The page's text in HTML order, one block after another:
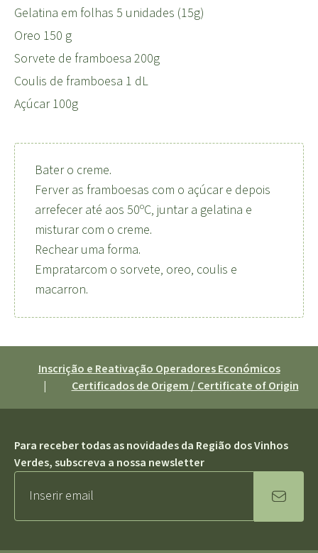
Gelatina em folhas 5 unidades (15g)
Oreo 150 g
Sorvete de framboesa 200g
Coulis de framboesa 1 dL
Açúcar 100g
Bater o creme.
Ferver as framboesas com o açúcar e depois
arrefecer até aos 50ºC, juntar a gelatina e
misturar com o creme.
Rechear uma forma.
Empratarcom o sorvete, oreo, coulis e
macarron.
Inscrição e Reativação Operadores Económicos
|
Certificados de Origem / Certificate of Origin
Para receber todas as novidades da Região dos Vinhos
Verdes, subscreva a nossa newsletter